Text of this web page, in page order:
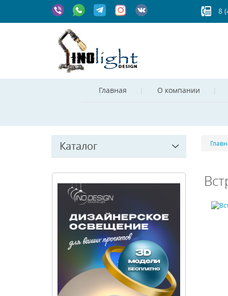
8
Главная О компании
Каталог